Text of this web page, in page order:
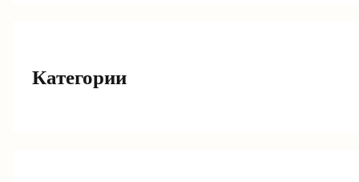
Категории